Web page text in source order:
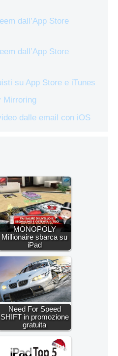
dall’App Store
dall’App Store
su App Store e iTunes
Mirroring
dalle email con iOS
MONOPOLY
Millionaire sbarca su
iPad
Need For Speed
SHIFT in promozione
gratuita